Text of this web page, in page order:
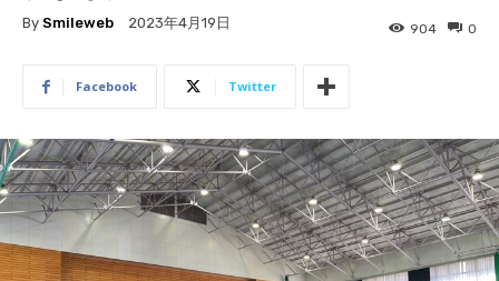
By Smileweb 2023年4月19日 0
904
Facebook Twitter